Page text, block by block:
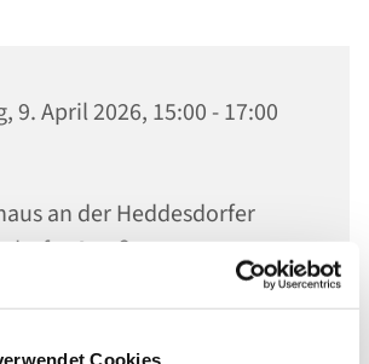
Cookies
9. April 2026, 15:00 - 17:00
an der Heddesdorfer
Straße 65, 56564